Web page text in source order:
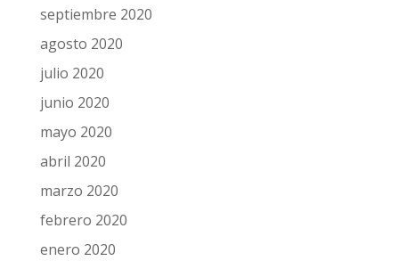
septiembre 2020
agosto 2020
julio 2020
junio 2020
mayo 2020
abril 2020
marzo 2020
febrero 2020
enero 2020